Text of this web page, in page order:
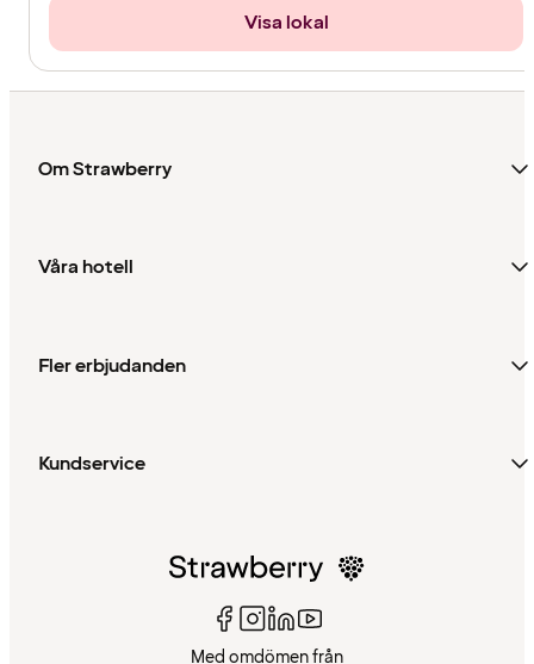
Visa lokal
Om Strawberry
Våra hotell
Fler erbjudanden
Kundservice
Med omdömen från